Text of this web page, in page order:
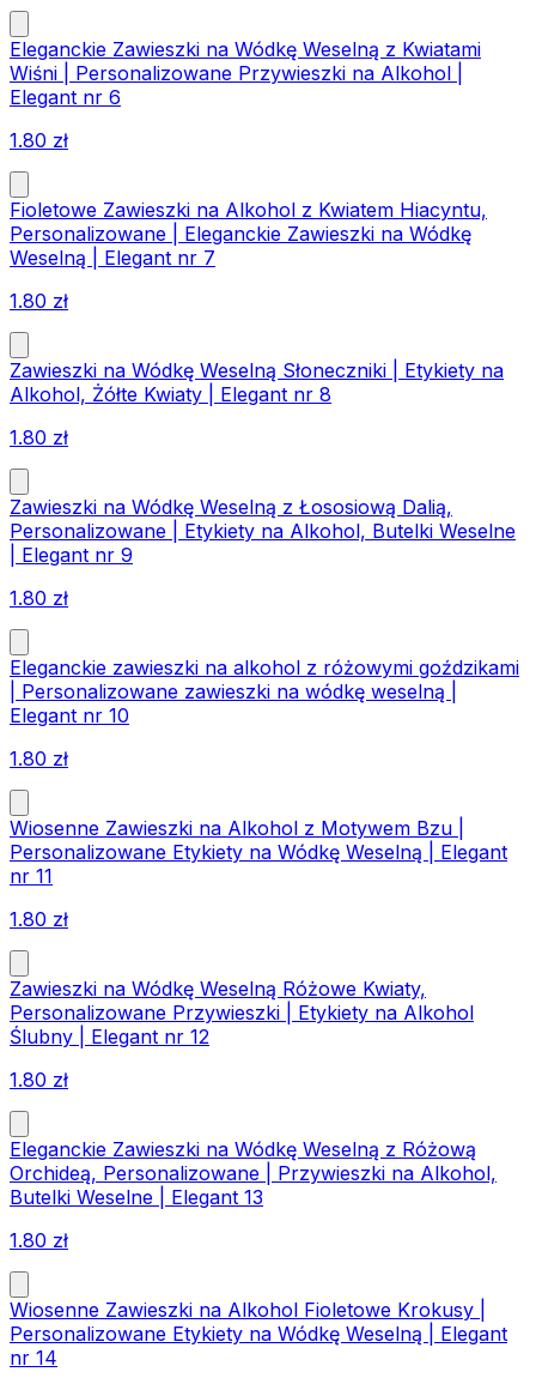
Eleganckie Zawieszki na Wódkę Weselną z Kwiatami
Wiśni | Personalizowane Przywieszki na Alkohol |
Elegant nr 6
1.80 zł
Fioletowe Zawieszki na Alkohol z Kwiatem Hiacyntu,
Personalizowane | Eleganckie Zawieszki na Wódkę
Weselną | Elegant nr 7
1.80 zł
Zawieszki na Wódkę Weselną Słoneczniki | Etykiety na
Alkohol, Żółte Kwiaty | Elegant nr 8
1.80 zł
Zawieszki na Wódkę Weselną z Łososiową Dalią,
Personalizowane | Etykiety na Alkohol, Butelki Weselne
| Elegant nr 9
1.80 zł
Eleganckie zawieszki na alkohol z różowymi goździkami
| Personalizowane zawieszki na wódkę weselną |
Elegant nr 10
1.80 zł
Wiosenne Zawieszki na Alkohol z Motywem Bzu |
Personalizowane Etykiety na Wódkę Weselną | Elegant
nr 11
1.80 zł
Zawieszki na Wódkę Weselną Różowe Kwiaty,
Personalizowane Przywieszki | Etykiety na Alkohol
Ślubny | Elegant nr 12
1.80 zł
Eleganckie Zawieszki na Wódkę Weselną z Różową
Orchideą, Personalizowane | Przywieszki na Alkohol,
Butelki Weselne | Elegant 13
1.80 zł
Wiosenne Zawieszki na Alkohol Fioletowe Krokusy |
Personalizowane Etykiety na Wódkę Weselną | Elegant
nr 14